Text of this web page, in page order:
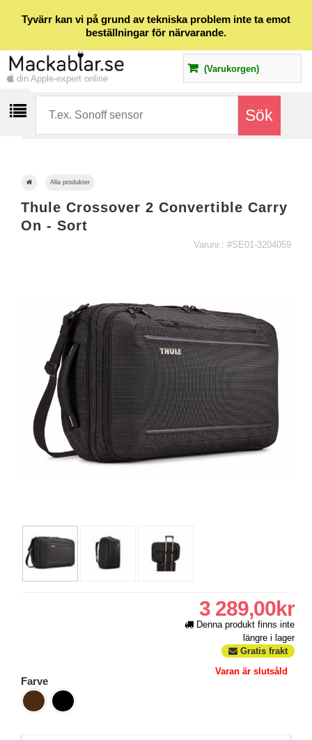
Tyvärr kan vi på grund av tekniska problem inte ta emot
beställningar för närvarande.
din Apple-expert online
(Varukorgen)
Alla produkter
Thule Crossover 2 Convertible Carry
On - Sort
Varunr.: #SE01-3204059
3 289,00kr
Denna produkt finns inte
längre i lager
Gratis frakt
Varan är slutsåld
Farve